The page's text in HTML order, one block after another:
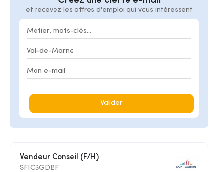
et recevez les offres d'emploi qui vous intéressent
Valider
Vendeur Conseil (F/H)
SFICSGDBF